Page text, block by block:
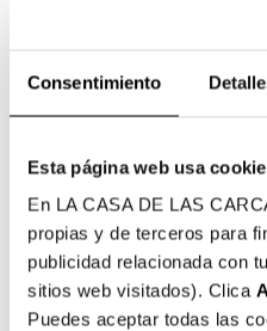
Consentimiento
Esta página web usa
En LA CASA DE LAS
propias y de terceros para
publicidad relacionada con
sitios web visitados). Clica
Puedes aceptar todas las
A La Casa de las Carcasas
Abbiamo diversi tipi di cover
esigenza. Dalle basic come
morbida, cover a libro,
La maggior parte delle
personalizzata in mille